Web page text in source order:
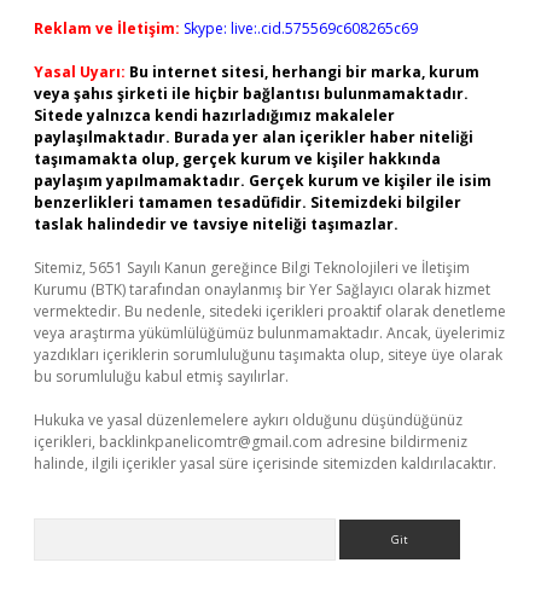
Reklam ve İletişim: Skype: live:.cid.575569c608265c69
Yasal Uyarı: Bu internet sitesi, herhangi bir marka, kurum
veya şahıs şirketi ile hiçbir bağlantısı bulunmamaktadır.
Sitede yalnızca kendi hazırladığımız makaleler
paylaşılmaktadır. Burada yer alan içerikler haber niteliği
taşımamakta olup, gerçek kurum ve kişiler hakkında
paylaşım yapılmamaktadır. Gerçek kurum ve kişiler ile isim
benzerlikleri tamamen tesadüfidir. Sitemizdeki bilgiler
taslak halindedir ve tavsiye niteliği taşımazlar.
Sitemiz, 5651 Sayılı Kanun gereğince Bilgi Teknolojileri ve İletişim
Kurumu (BTK) tarafından onaylanmış bir Yer Sağlayıcı olarak hizmet
vermektedir. Bu nedenle, sitedeki içerikleri proaktif olarak denetleme
veya araştırma yükümlülüğümüz bulunmamaktadır. Ancak, üyelerimiz
yazdıkları içeriklerin sorumluluğunu taşımakta olup, siteye üye olarak
bu sorumluluğu kabul etmiş sayılırlar.
Hukuka ve yasal düzenlemelere aykırı olduğunu düşündüğünüz
içerikleri, backlinkpanelicomtr@gmail.com adresine bildirmeniz
halinde, ilgili içerikler yasal süre içerisinde sitemizden kaldırılacaktır.